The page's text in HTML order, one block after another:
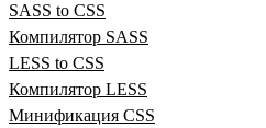
SASS to CSS
Компилятор SASS
LESS to CSS
Компилятор LESS
Минификация CSS